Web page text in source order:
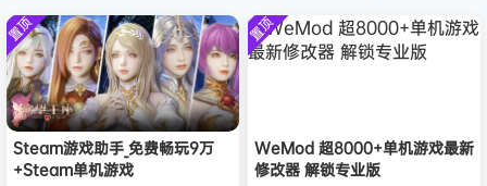
拟机
6）免安装
中文版
文版
SOR）免
安装中文
版
Requiem
）免安装
中文版
欢迎1******4 加入本站
8月5日
l***g 签到获取 28 点积分 8月5日
w******g 签到获取
欢迎w******g 加入本站
欢迎Z******U 加入本站 8月4日
欢迎
加入本站 8月4日
置顶
Steam游戏助手_免费畅玩9万
+Steam单机游戏
置顶
WeMod 超8000+单机游戏最新
修改器 解锁专业版